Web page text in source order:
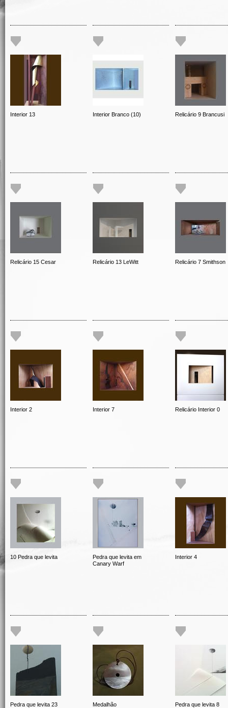
Interior 13 Interior Branco (10) Relicário 9 Brancusi
Relicário 15 Cesar Relicário 13 LeWitt Relicário 7 Smithson
Interior 2 Interior 7 Relicário Interior 0
10 Pedra que levita
Pedra que levita em
Canary Warf
Interior 4
Pedra que levita 23 Medalhão Pedra que levita 8